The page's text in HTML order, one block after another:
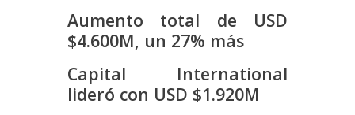
NAumento total de USD
$4.600M, un 27% más
Capital International
lideró con USD $1.920M